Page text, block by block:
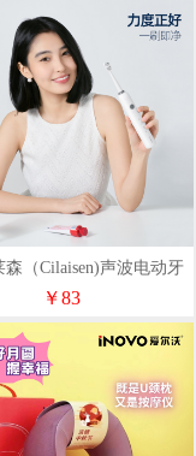
森（Cilaisen)声波电动牙
刷CP-T9
￥83